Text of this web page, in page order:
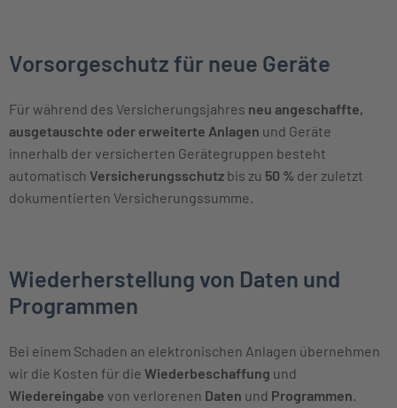
Vorsorgeschutz für neue Geräte
Für während des Versicherungsjahres neu angeschaffte,
ausgetauschte oder erweiterte Anlagen und Geräte
innerhalb der versicherten Gerätegruppen besteht
automatisch Versicherungsschutz bis zu 50 % der zuletzt
dokumentierten Versicherungssumme.
Wiederherstellung von Daten und
Programmen
Bei einem Schaden an elektronischen Anlagen übernehmen
wir die Kosten für die Wiederbeschaffung und
Wiedereingabe von verlorenen Daten und Programmen.